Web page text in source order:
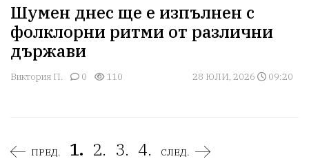
Шумен днес ще е изпълнен с
фолклорни ритми от различни
държави
Виктория П. 0 110 28 ЮЛИ, 2026 09:20
ПРЕД. 1. 2. 3. 4. СЛЕД.